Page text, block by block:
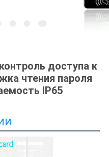
доступа к
чтения пароля
IP65